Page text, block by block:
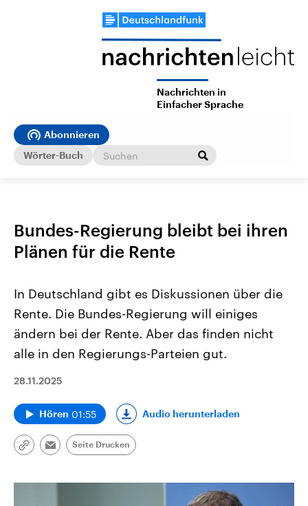
Nachrichten in
Einfacher Sprache
Abonnieren
Wörter-Buch
Bundes-Regierung bleibt bei ihren
Plänen für die Rente
In Deutschland gibt es Diskussionen über die
Rente. Die Bundes-Regierung will einiges
ändern bei der Rente. Aber das finden nicht
alle in den Regierungs-Parteien gut.
28.11.2025
Hören 01:55 Audio herunterladen
Link
Email
Seite Drucken